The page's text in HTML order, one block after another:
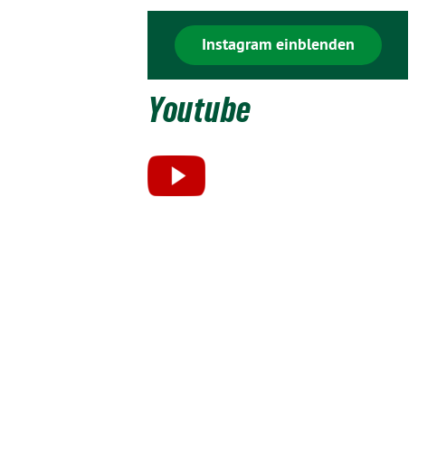
Instagram einblenden
Youtube